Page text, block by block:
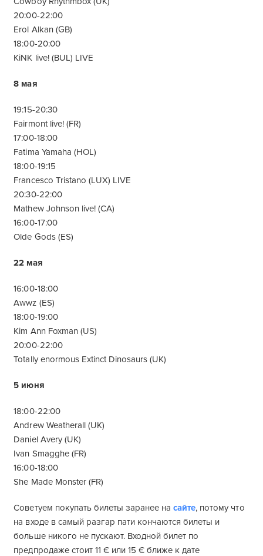
20:00-22:00
Erol Alkan (GB)
18:00-20:00
KiNK live! (BUL) LIVE
8 мая
19:15-20:30
Fairmont live! (FR)
17:00-18:00
Fatima Yamaha (HOL)
18:00-19:15
Francesco Tristano (LUX) LIVE
20:30-22:00
Mathew Johnson live! (CA)
16:00-17:00
Olde Gods (ES)
22 мая
16:00-18:00
Awwz (ES)
18:00-19:00
Kim Ann Foxman (US)
20:00-22:00
Totally enormous Extinct Dinosaurs (UK)
5 июня
18:00-22:00
Andrew Weatherall (UK)
Daniel Avery (UK)
Ivan Smagghe (FR)
16:00-18:00
She Made Monster (FR)
Советуем покупать билеты заранее насайте, потому что
на входе в самый разгар пати кончаются билеты и
больше никого не пускают. Входной билет по
предпродаже стоит 11 € или 15 € ближе к дате